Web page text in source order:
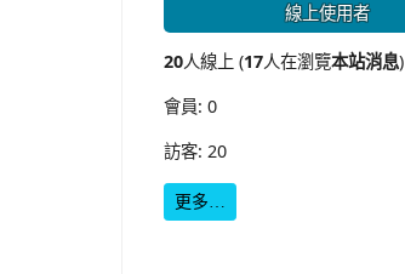
線上使用者
20人線上 (17人在瀏覽本站消息)
會員: 0
訪客: 20
更多…